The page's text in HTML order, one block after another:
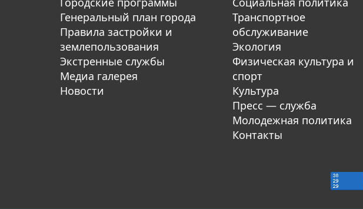
Генеральный план города
Правила застройки и
землепользования
Экстренные службы
Медиа галерея
Новости
Транспортное
обслуживание
Экология
Физическая культура и
спорт
Культура
Пресс — служба
Молодежная политика
Контакты